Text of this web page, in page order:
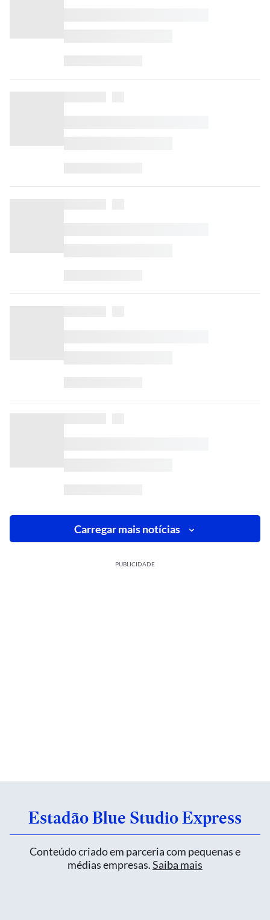
Carregar mais notícias
PUBLICIDADE
Estadão Blue Studio Express
Conteúdo criado em parceria com pequenas e
médias empresas.Saiba mais